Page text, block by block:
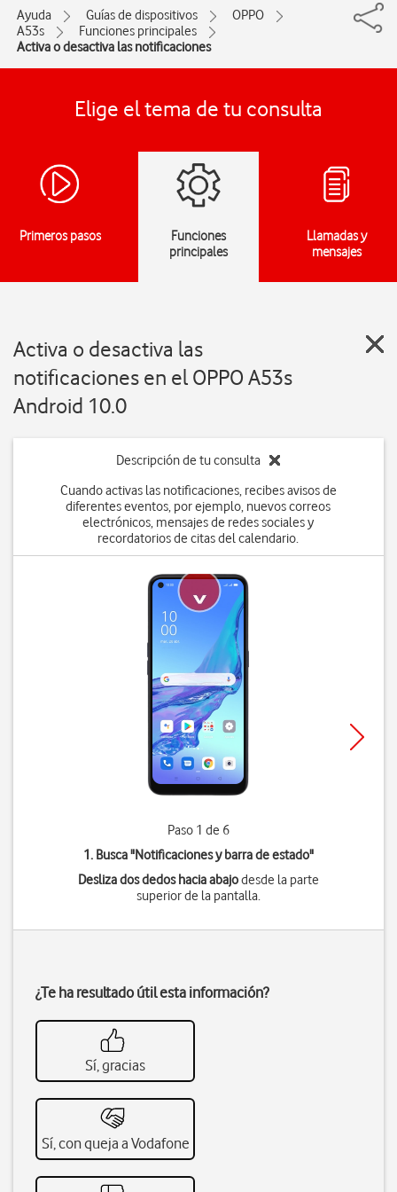
Ayuda Guías de dispositivos
OPPO
A53s
Funciones principales
Activa o desactiva las notificaciones
Elige el tema de tu consulta
Primeros pasos
Funciones
principales
Llamadas y
mensajes
Activa o desactiva las
notificaciones en el OPPO A53s
Android 10.0
Descripción de tu consulta
Cuando activas las notificaciones, recibes avisos de
diferentes eventos, por ejemplo, nuevos correos
electrónicos, mensajes de redes sociales y
recordatorios de citas del calendario.
Paso 1 de 6
1. Busca "Notificaciones y barra de estado"
Desliza dos dedos hacia abajodesde la parte
superior de la pantalla.
¿Te ha resultado útil esta información?
Sí, gracias
Sí, con queja a Vodafone